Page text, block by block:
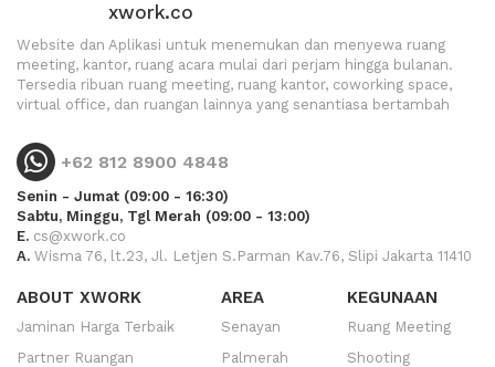
xwork.co
Website dan Aplikasi untuk menemukan dan menyewa ruang
meeting, kantor, ruang acara mulai dari perjam hingga bulanan.
Tersedia ribuan ruang meeting, ruang kantor, coworking space,
virtual office, dan ruangan lainnya yang senantiasa bertambah
+62 812 8900 4848
Senin - Jumat (09:00 - 16:30)
Sabtu, Minggu, Tgl Merah (09:00 - 13:00)
E. cs@xwork.co
A. Wisma 76, lt.23, Jl. Letjen S.Parman Kav.76, Slipi Jakarta 11410
ABOUT XWORK
Jaminan Harga Terbaik
Partner Ruangan
AREA
Senayan
Palmerah
KEGUNAAN
Ruang Meeting
Shooting